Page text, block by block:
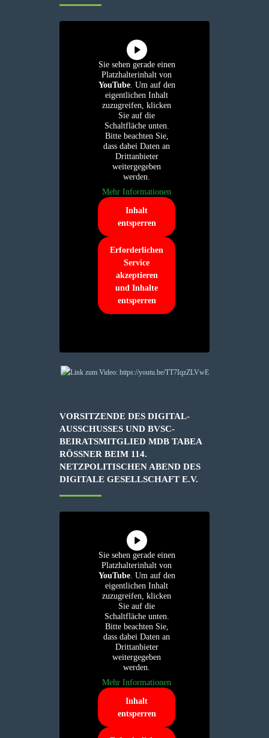
Sie sehen gerade einen
Platzhalterinhalt von
YouTube. Um auf den
eigentlichen Inhalt
zuzugreifen, klicken
Sie auf die
Schaltfläche unten.
Bitte beachten Sie,
dass dabei Daten an
Drittanbieter
weitergegeben
werden.
Mehr Informationen
Inhalt
entsperren
Erforderlichen
Service
akzeptieren
und Inhalte
entsperren
VORSITZENDE DES DIGITAL-
AUSSCHUSSES UND BVSC-
BEIRATSMITGLIED MDB TABEA
RÖSSNER BEIM 114. N
ETZPOLITISCHEN ABEND DES D
IGITALE GESELLSCHAFT E.V.
Sie sehen gerade einen
Platzhalterinhalt von
YouTube. Um auf den
eigentlichen Inhalt
zuzugreifen, klicken
Sie auf die
Schaltfläche unten.
Bitte beachten Sie,
dass dabei Daten an
Drittanbieter
weitergegeben
werden.
Mehr Informationen
Inhalt
entsperren